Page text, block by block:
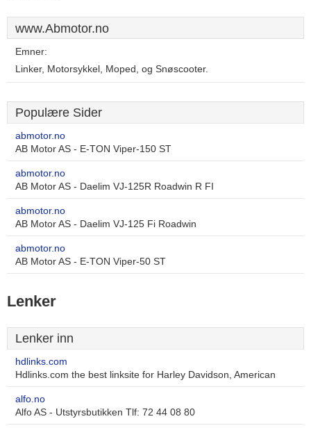
www.Abmotor.no
Emner:
Linker, Motorsykkel, Moped, og Snøscooter.
Populære Sider
abmotor.no
AB Motor AS - E-TON Viper-150 ST
abmotor.no
AB Motor AS - Daelim VJ-125R Roadwin R FI
abmotor.no
AB Motor AS - Daelim VJ-125 Fi Roadwin
abmotor.no
AB Motor AS - E-TON Viper-50 ST
Lenker
Lenker inn
hdlinks.com
Hdlinks.com the best linksite for Harley Davidson, American
alfo.no
Alfo AS - Utstyrsbutikken Tlf: 72 44 08 80